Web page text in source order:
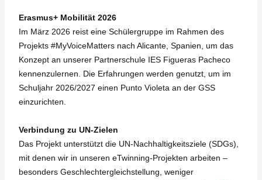
Erasmus+ Mobilität 2026
Im März 2026 reist eine Schülergruppe im Rahmen des
Projekts #MyVoiceMatters nach Alicante, Spanien, um das
Konzept an unserer Partnerschule IES Figueras Pacheco
kennenzulernen. Die Erfahrungen werden genutzt, um im
Schuljahr 2026/2027 einen Punto Violeta an der GSS
einzurichten.
Verbindung zu UN-Zielen
Das Projekt unterstützt die UN-Nachhaltigkeitsziele (SDGs),
mit denen wir in unseren eTwinning-Projekten arbeiten –
besonders Geschlechtergleichstellung, weniger